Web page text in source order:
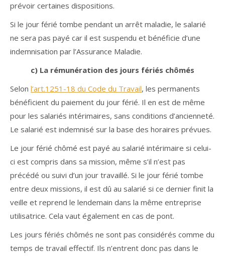
prévoir certaines dispositions.
Si le jour férié tombe pendant un arrêt maladie, le salarié
ne sera pas payé car il est suspendu et bénéficie d’une
indemnisation par l’Assurance Maladie.
c) La rémunération des jours fériés chômés
Selon l’art.1251-18 du Code du Travail, les permanents
bénéficient du paiement du jour férié. Il en est de même
pour les salariés intérimaires, sans conditions d’ancienneté.
Le salarié est indemnisé sur la base des horaires prévues.
Le jour férié chômé est payé au salarié intérimaire si celui-
ci est compris dans sa mission, même s’il n’est pas
précédé ou suivi d’un jour travaillé. Si le jour férié tombe
entre deux missions, il est dû au salarié si ce dernier finit la
veille et reprend le lendemain dans la même entreprise
utilisatrice. Cela vaut également en cas de pont.
Les jours fériés chômés ne sont pas considérés comme du
temps de travail effectif. Ils n’entrent donc pas dans le